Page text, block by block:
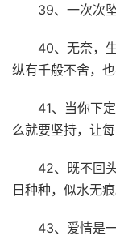
39、一次次
40、无奈，
纵有千般不舍，也
41、当你下
么就要坚持，让
42、既不回
日种种，似水无
43、爱情是